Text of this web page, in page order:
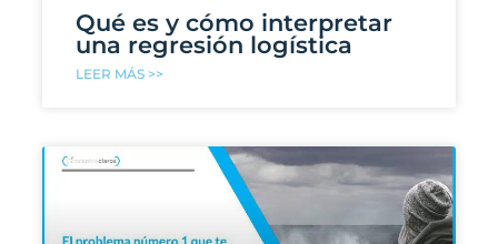
Qué es y cómo interpretar
una regresión logística
LEER MÁS >>